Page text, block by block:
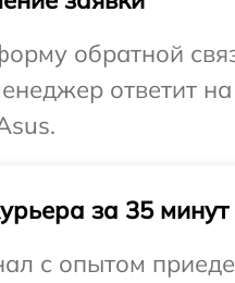
обратной
ответит
за 35 минут
с опытом